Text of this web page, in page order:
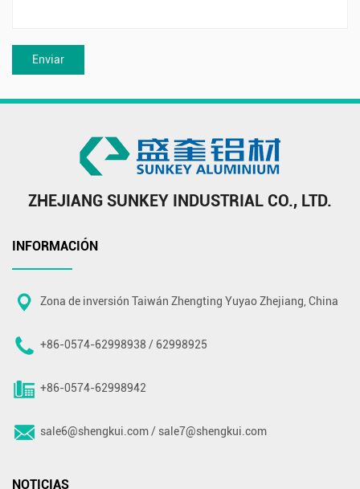
ZHEJIANG SUNKEY INDUSTRIAL CO., LTD.
INFORMACIÓN
Zona de inversión Taiwán Zhengting Yuyao Zhejiang, China
+86-0574-62998938 / 62998925
+86-0574-62998942
sale6@shengkui.com/ sale7@shengkui.com
NOTICIAS